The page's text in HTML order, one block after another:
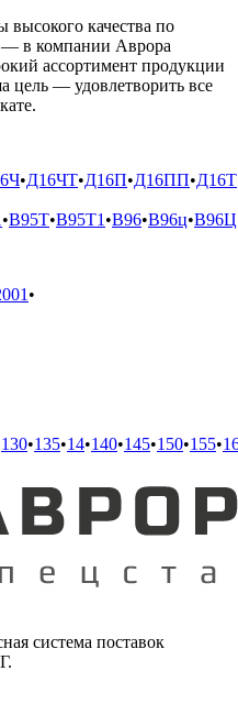
качества по
— в компании Аврора
ассортимент продукции
цель — удовлетворить все
•Д16ЧТ•Д16П•Д16ПП•Д16Т
•В95Т•В95Т1•В96•В96ц•
•
130•135•14•140•145•150•155•
система поставок